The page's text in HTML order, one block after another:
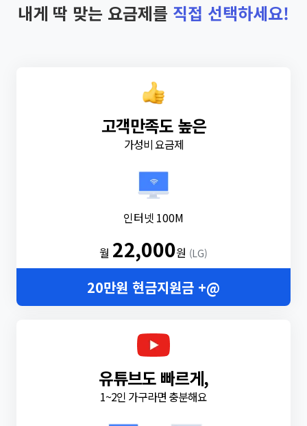
내게 딱 맞는 요금제를 직접 선택하세요!
고객만족도 높은
가성비 요금제
인터넷 100M
월 22,000원 (LG)
20만원 현금지원금 +@
유튜브도 빠르게,
1~2인 가구라면 충분해요